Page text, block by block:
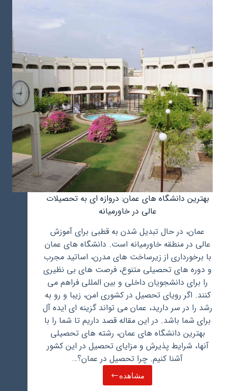
بهترین دانشگاه های عمان: دروازه ای به تحصیلات
عالی در خاورمیانه
عمان، در حال تبدیل شدن به قطبی برای آموزش
عالی در منطقه خاورمیانه است. دانشگاه های عمان
با برخورداری از زیرساخت های مدرن، اساتید مجرب
و دوره های تحصیلی متنوع، فرصت های بی نظیری
را برای دانشجویان داخلی و بین المللی فراهم می
کنند. اگر رویای تحصیل در کشوری امن، زیبا و رو به
رشد را در سر دارید، عمان می تواند گزینه ای ایده آل
برای شما باشد. در این مقاله قصد داریم تا شما را با
بهترین دانشگاه های عمان، رشته های تحصیلی
آنها، شرایط پذیرش و مزایای تحصیل در این کشور
آشنا کنیم. چرا تحصیل در عمان؟…
مشاهدهبهترین